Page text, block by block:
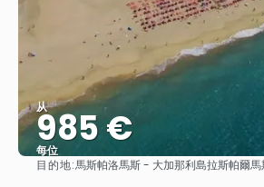
从
985 €
每位
查看
目的地:馬斯帕洛馬斯 - 大加那利島拉斯帕爾馬